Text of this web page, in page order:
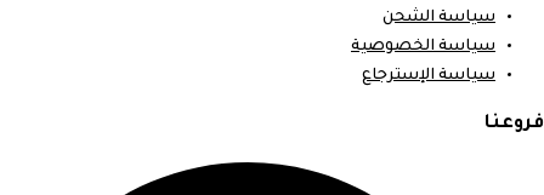
سياسة الشحن
سياسة الخصوصية
سياسة الإسترجاع
فروعنا